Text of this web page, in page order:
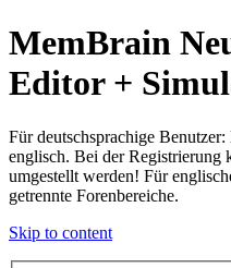
MemBrain
Editor +
Für deutschsprachige
englisch. Bei der Registrierung
umgestellt werden! Für
getrennte Forenbereiche.
Skip to content